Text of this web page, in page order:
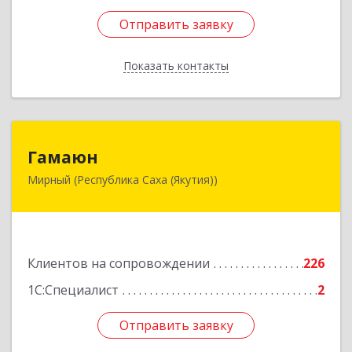
Отправить заявку
Показать контакты
Отправить заявку
Назад
Гамаюн
Мирный (Республика Саха (Якутия))
Клиентов на сопровождении
226
1С:Специалист
2
Отправить заявку
678170, Саха /Якутия/ Респ, Мирнинский у,
Подробнее
Отправить заявку